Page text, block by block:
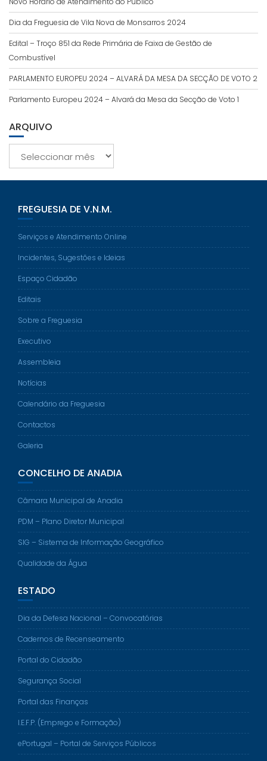
Dia da Freguesia de Vila Nova de Monsarros 2024
Edital – Troço 851 da Rede Primária de Faixa de Gestão de
Combustível
PARLAMENTO EUROPEU 2024 – ALVARÁ DA MESA DA SECÇÃO DE VOTO 2
Parlamento Europeu 2024 – Alvará da Mesa da Secção de Voto 1
ARQUIVO
FREGUESIA DE V.N.M.
Serviços e Atendimento Online
Incidentes, Sugestões e Ideias
Espaço Cidadão
Editais
Sobre a Freguesia
Executivo
Assembleia
Notícias
Calendário da Freguesia
Contactos
Galeria
CONCELHO DE ANADIA
Câmara Municipal de Anadia
PDM – Plano Diretor Municipal
SIG – Sistema de Informação Geográfico
Qualidade da Água
ESTADO
Dia da Defesa Nacional – Convocatórias
Cadernos de Recenseamento
Portal do Cidadão
Segurança Social
Portal das Finanças
I.E.F.P. (Emprego e Formação)
ePortugal – Portal de Serviços Públicos